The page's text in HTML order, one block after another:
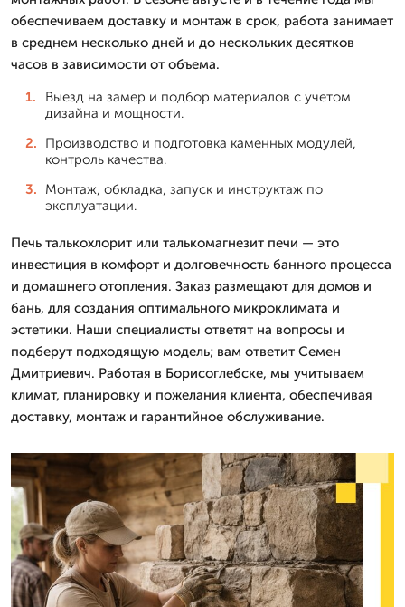
обеспечиваем доставку и монтаж в срок, работа занимает
в среднем несколько дней и до нескольких десятков
часов в зависимости от объема.
Выезд на замер и подбор материалов с учетом
дизайна и мощности.
Производство и подготовка каменных модулей,
контроль качества.
Монтаж, обкладка, запуск и инструктаж по
эксплуатации.
Печь талькохлорит или талькомагнезит печи — это
инвестиция в комфорт и долговечность банного процесса
и домашнего отопления. Заказ размещают для домов и
бань, для создания оптимального микроклимата и
эстетики. Наши специалисты ответят на вопросы и
подберут подходящую модель; вам ответит Семен
Дмитриевич. Работая в Борисоглебске, мы учитываем
климат, планировку и пожелания клиента, обеспечивая
доставку, монтаж и гарантийное обслуживание.